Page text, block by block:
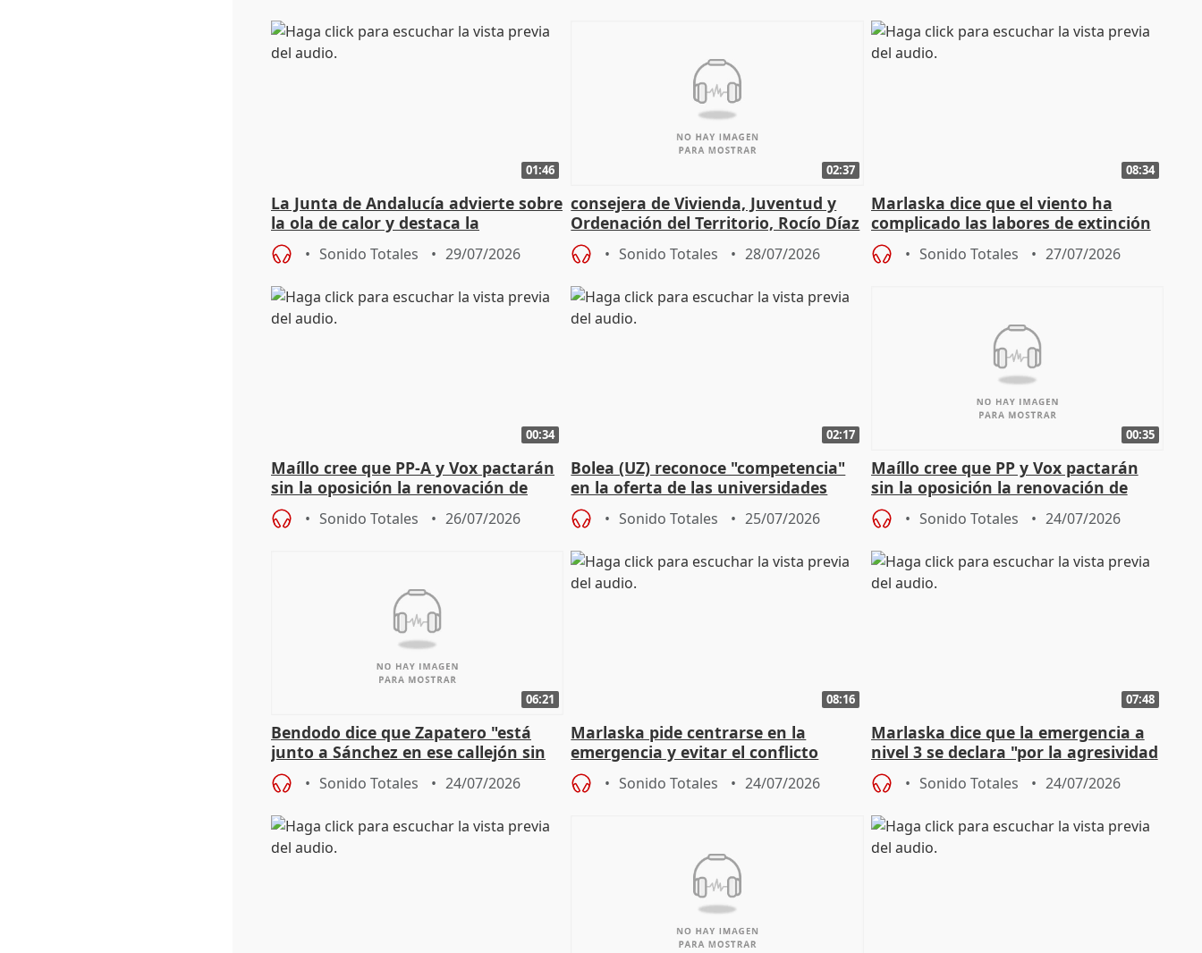
01:46
La Junta de Andalucía advierte sobre
la ola de calor y destaca la
importancia de la prevención
Sonido Totales 29/07/2026
02:37
consejera de Vivienda, Juventud y
Ordenación del Territorio, Rocío Díaz
Sonido Totales 28/07/2026
08:34
Marlaska dice que el viento ha
complicado las labores de extinción
durante la madrugada
Sonido Totales 27/07/2026
00:34
Maíllo cree que PP-A y Vox pactarán
sin la oposición la renovación de
órganos como el Defensor
Sonido Totales 26/07/2026
02:17
Bolea (UZ) reconoce "competencia"
en la oferta de las universidades
privadas
Sonido Totales 25/07/2026
00:35
Maíllo cree que PP y Vox pactarán
sin la oposición la renovación de
órganos como el Defensor
Sonido Totales 24/07/2026
06:21
Bendodo dice que Zapatero "está
junto a Sánchez en ese callejón sin
salida
Sonido Totales 24/07/2026
08:16
Marlaska pide centrarse en la
emergencia y evitar el conflicto
político
Sonido Totales 24/07/2026
07:48
Marlaska dice que la emergencia a
nivel 3 se declara "por la agresividad
de los incendios"
Sonido Totales 24/07/2026